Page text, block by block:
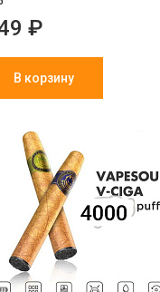
₽
В корзину